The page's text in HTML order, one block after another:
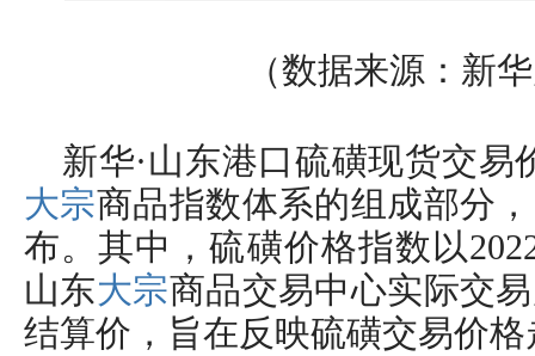
（数据来源：新
新华·山东港口硫磺现货交易
大宗商品指数体系的组成部分
布。其中，硫磺价格指数以
山东大宗商品交易中心实际交
结算价，旨在反映硫磺交易价